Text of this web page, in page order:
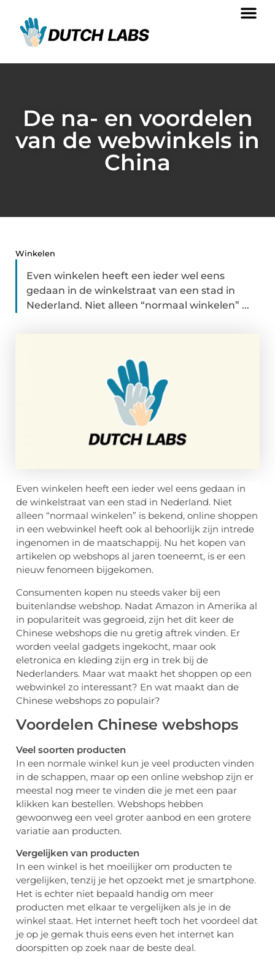
De na- en voordelen
van de webwinkels in
China
Winkelen
Even winkelen heeft een ieder wel eens
gedaan in de winkelstraat van een stad in
Nederland. Niet alleen “normaal winkelen” ...
Even winkelen heeft een ieder wel eens gedaan in
de winkelstraat van een stad in Nederland. Niet
alleen “normaal winkelen” is bekend, online shoppen
in een webwinkel heeft ook al behoorlijk zijn intrede
ingenomen in de maatschappij. Nu het kopen van
artikelen op webshops al jaren toeneemt, is er een
nieuw fenomeen bijgekomen.
Consumenten kopen nu steeds vaker bij een
buitenlandse webshop. Nadat Amazon in Amerika al
in populariteit was gegroeid, zijn het dit keer de
Chinese webshops die nu gretig aftrek vinden. Er
worden veelal gadgets ingekocht, maar ook
eletronica en kleding zijn erg in trek bij de
Nederlanders. Maar wat maakt het shoppen op een
webwinkel zo interessant? En wat maakt dan de
Chinese webshops zo populair?
Voordelen Chinese webshops
Veel soorten producten
In een normale winkel kun je veel producten vinden
in de schappen, maar op een online webshop zijn er
meestal nog meer te vinden die je met een paar
klikken kan bestellen. Webshops hebben
gewoonweg een veel groter aanbod en een grotere
variatie aan producten.
Vergelijken van producten
In een winkel is het moeilijker om producten te
vergelijken, tenzij je het opzoekt met je smartphone.
Het is echter niet bepaald handig om meer
producten met elkaar te vergelijken als je in de
winkel staat. Het internet heeft toch het voordeel dat
je op je gemak thuis eens even het internet kan
doorspitten op zoek naar de beste deal.